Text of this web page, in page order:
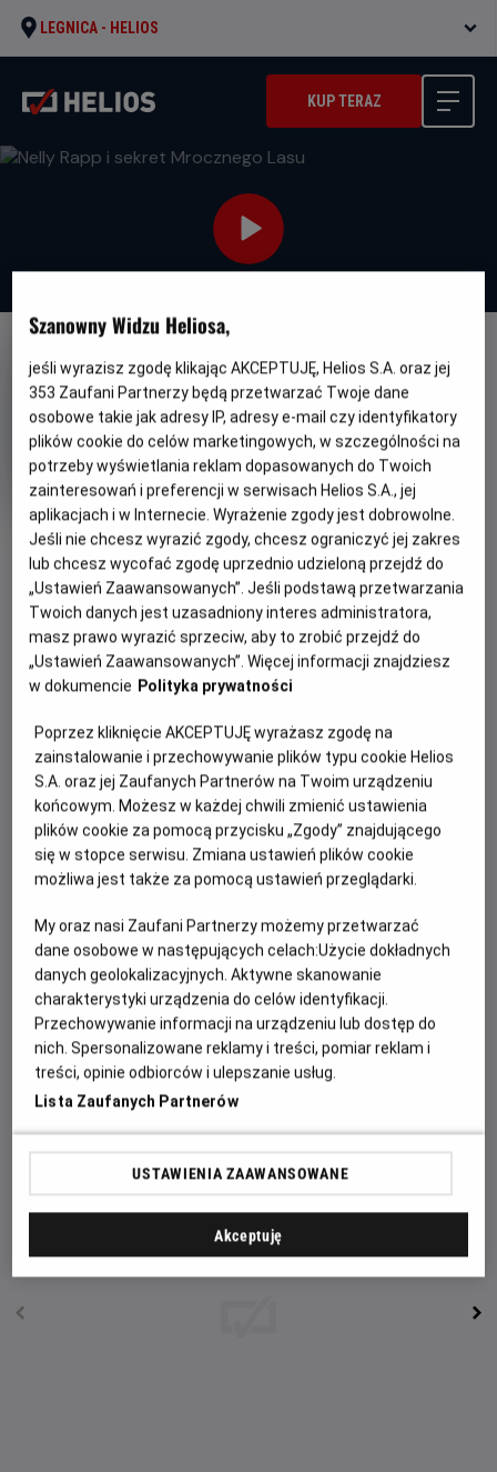
LEGNICA - HELIOS
KUP TERAZ
OBSERWUJ
Nelly Rapp i sekret Mrocznego
Lasu
Oryginalny
tytuł
Nelly Rapp - Dodens spegel
Gatunek
Przygodowy / Familijny
Minimalny
wiek
Od 9 lat
Czas
trwania
96 min
Kraj
i
rok
produkcji
Szwecja (2023)
2 sierpnia 2024
REŻYSERIA SCENARIUSZ
Forsman, Martin Widmark
OBSADA
Matilda Gross, Marianne Morck, Jens Ohlin
WIĘCEJ SZCZEGÓŁÓW
OPIS FILMU
Bohaterka serii bestsellerowych książek Martina
Windmarka, autora Biura Detektywistycznego Lassego i
Mai, nie po raz pierwszy trafia na duży ekran. W pierwszym
filmie pojechała na wakacje u ekscentrycznego wujka
Hannibala. Zorientowała się wówczas, że jej krewny włada
nadprzyrodzonymi mocami i ma w sobie coś z potwora.
u wujka Boże Narodzenie. Od początku wiadomo, że to nie
będą zwykłe święta. Znaleziony w lokalnej prasie artykuł o
zaginionych robotnikach skłania dziewczynkę i jej psa,
basseta Londyna, do odejścia od rodzinnego stołu i wizyty
w Mrocznym Lesie. Szukając tam zagadkowego Lustra
Śmierci, stanie twarzą w twarz z wilkołakami, zjawami i
innymi mitycznymi potworami. Dzięki tak niezwykłej
wędrówce pogodzi się z niełatwą przeszłością i nabierze
odwagi do stawienia czoła kolejnym wyzwaniom.
Szanowny Widzu Heliosa,
jeśli wyrazisz zgodę klikając AKCEPTUJĘ, Helios S.A. oraz jej
353 Zaufani Partnerzy będą przetwarzać Twoje dane
osobowe takie jak adresy IP, adresy e-mail czy identyfikatory
plików cookie do celów marketingowych, w szczególności na
potrzeby wyświetlania reklam dopasowanych do Twoich
zainteresowań i preferencji w serwisach Helios S.A., jej
aplikacjach i w Internecie. Wyrażenie zgody jest dobrowolne.
Jeśli nie chcesz wyrazić zgody, chcesz ograniczyć jej zakres
lub chcesz wycofać zgodę uprzednio udzieloną przejdź do
„Ustawień Zaawansowanych”. Jeśli podstawą przetwarzania
Twoich danych jest uzasadniony interes administratora,
masz prawo wyrazić sprzeciw, aby to zrobić przejdź do
„Ustawień Zaawansowanych”. Więcej informacji znajdziesz
w dokumencie Polityka prywatności
Poprzez kliknięcie AKCEPTUJĘ wyrażasz zgodę na
zainstalowanie i przechowywanie plików typu cookie Helios
S.A. oraz jej Zaufanych Partnerów na Twoim urządzeniu
końcowym. Możesz w każdej chwili zmienić ustawienia
plików cookie za pomocą przycisku „Zgody” znajdującego
się w stopce serwisu. Zmiana ustawień plików cookie
możliwa jest także za pomocą ustawień przeglądarki.
My oraz nasi Zaufani Partnerzy możemy przetwarzać
dane osobowe w następujących celach:Użycie dokładnych
danych geolokalizacyjnych. Aktywne skanowanie
charakterystyki urządzenia do celów identyfikacji.
Przechowywanie informacji na urządzeniu lub dostęp do
nich. Spersonalizowane reklamy i treści, pomiar reklam i
treści, opinie odbiorców i ulepszanie usług.
Lista Zaufanych Partnerów
USTAWIENIA ZAAWANSOWANE
Akceptuję